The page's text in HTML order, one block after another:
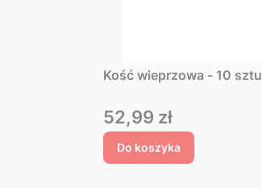
Kość wieprzowa - 10
Cena
52,99 zł
Do koszyka